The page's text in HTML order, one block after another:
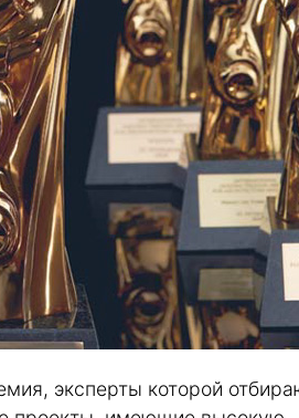
эксперты которой